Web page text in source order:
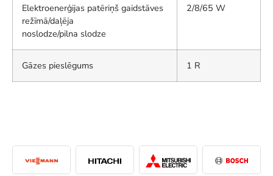
Elektroenerģijas patēriņš gaidstāves
režīmā/daļēja
noslodze/pilna slodze
2/8/65 W
Gāzes pieslēgums 1 R